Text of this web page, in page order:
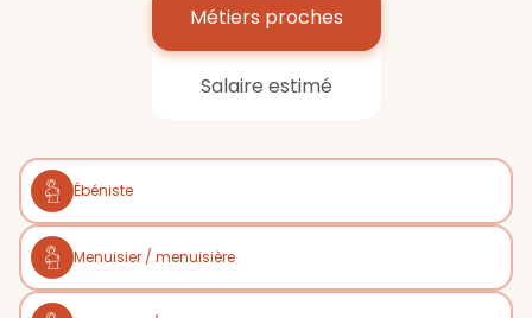
Métiers proches
Salaire estimé
Ébéniste
Menuisier / menuisière